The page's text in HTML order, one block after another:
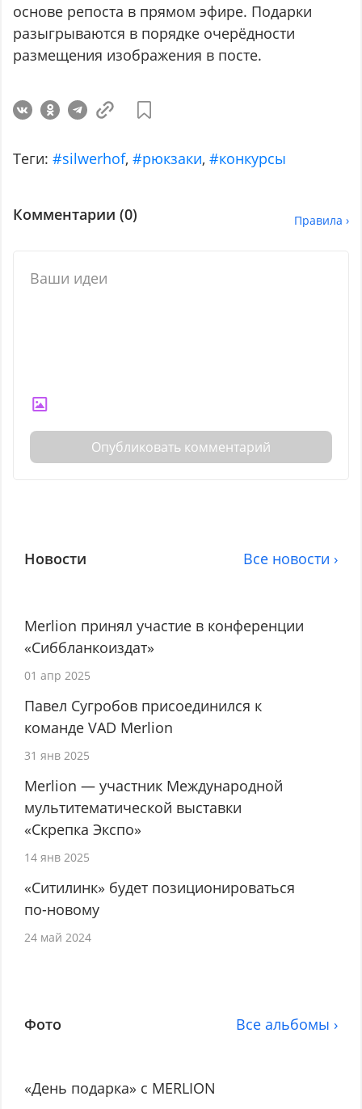
основе репоста в прямом эфире. Подарки
разыгрываются в порядке очерёдности
размещения изображения в посте.
Теги: #silwerhof,#рюкзаки,#конкурсы
Комментарии (0) Правила ›
Опубликовать комментарий
Новости Все новости ›
Merlion принял участие в конференции
«Сиббланкоиздат»
01 апр 2025
Павел Сугробов присоединился к
команде VAD Merlion
31 янв 2025
Merlion — участник Международной
мультитематической выставки
«Скрепка Экспо»
14 янв 2025
«Ситилинк» будет позиционироваться
по-новому
24 май 2024
Фото Все альбомы ›
«День подарка» с MERLION